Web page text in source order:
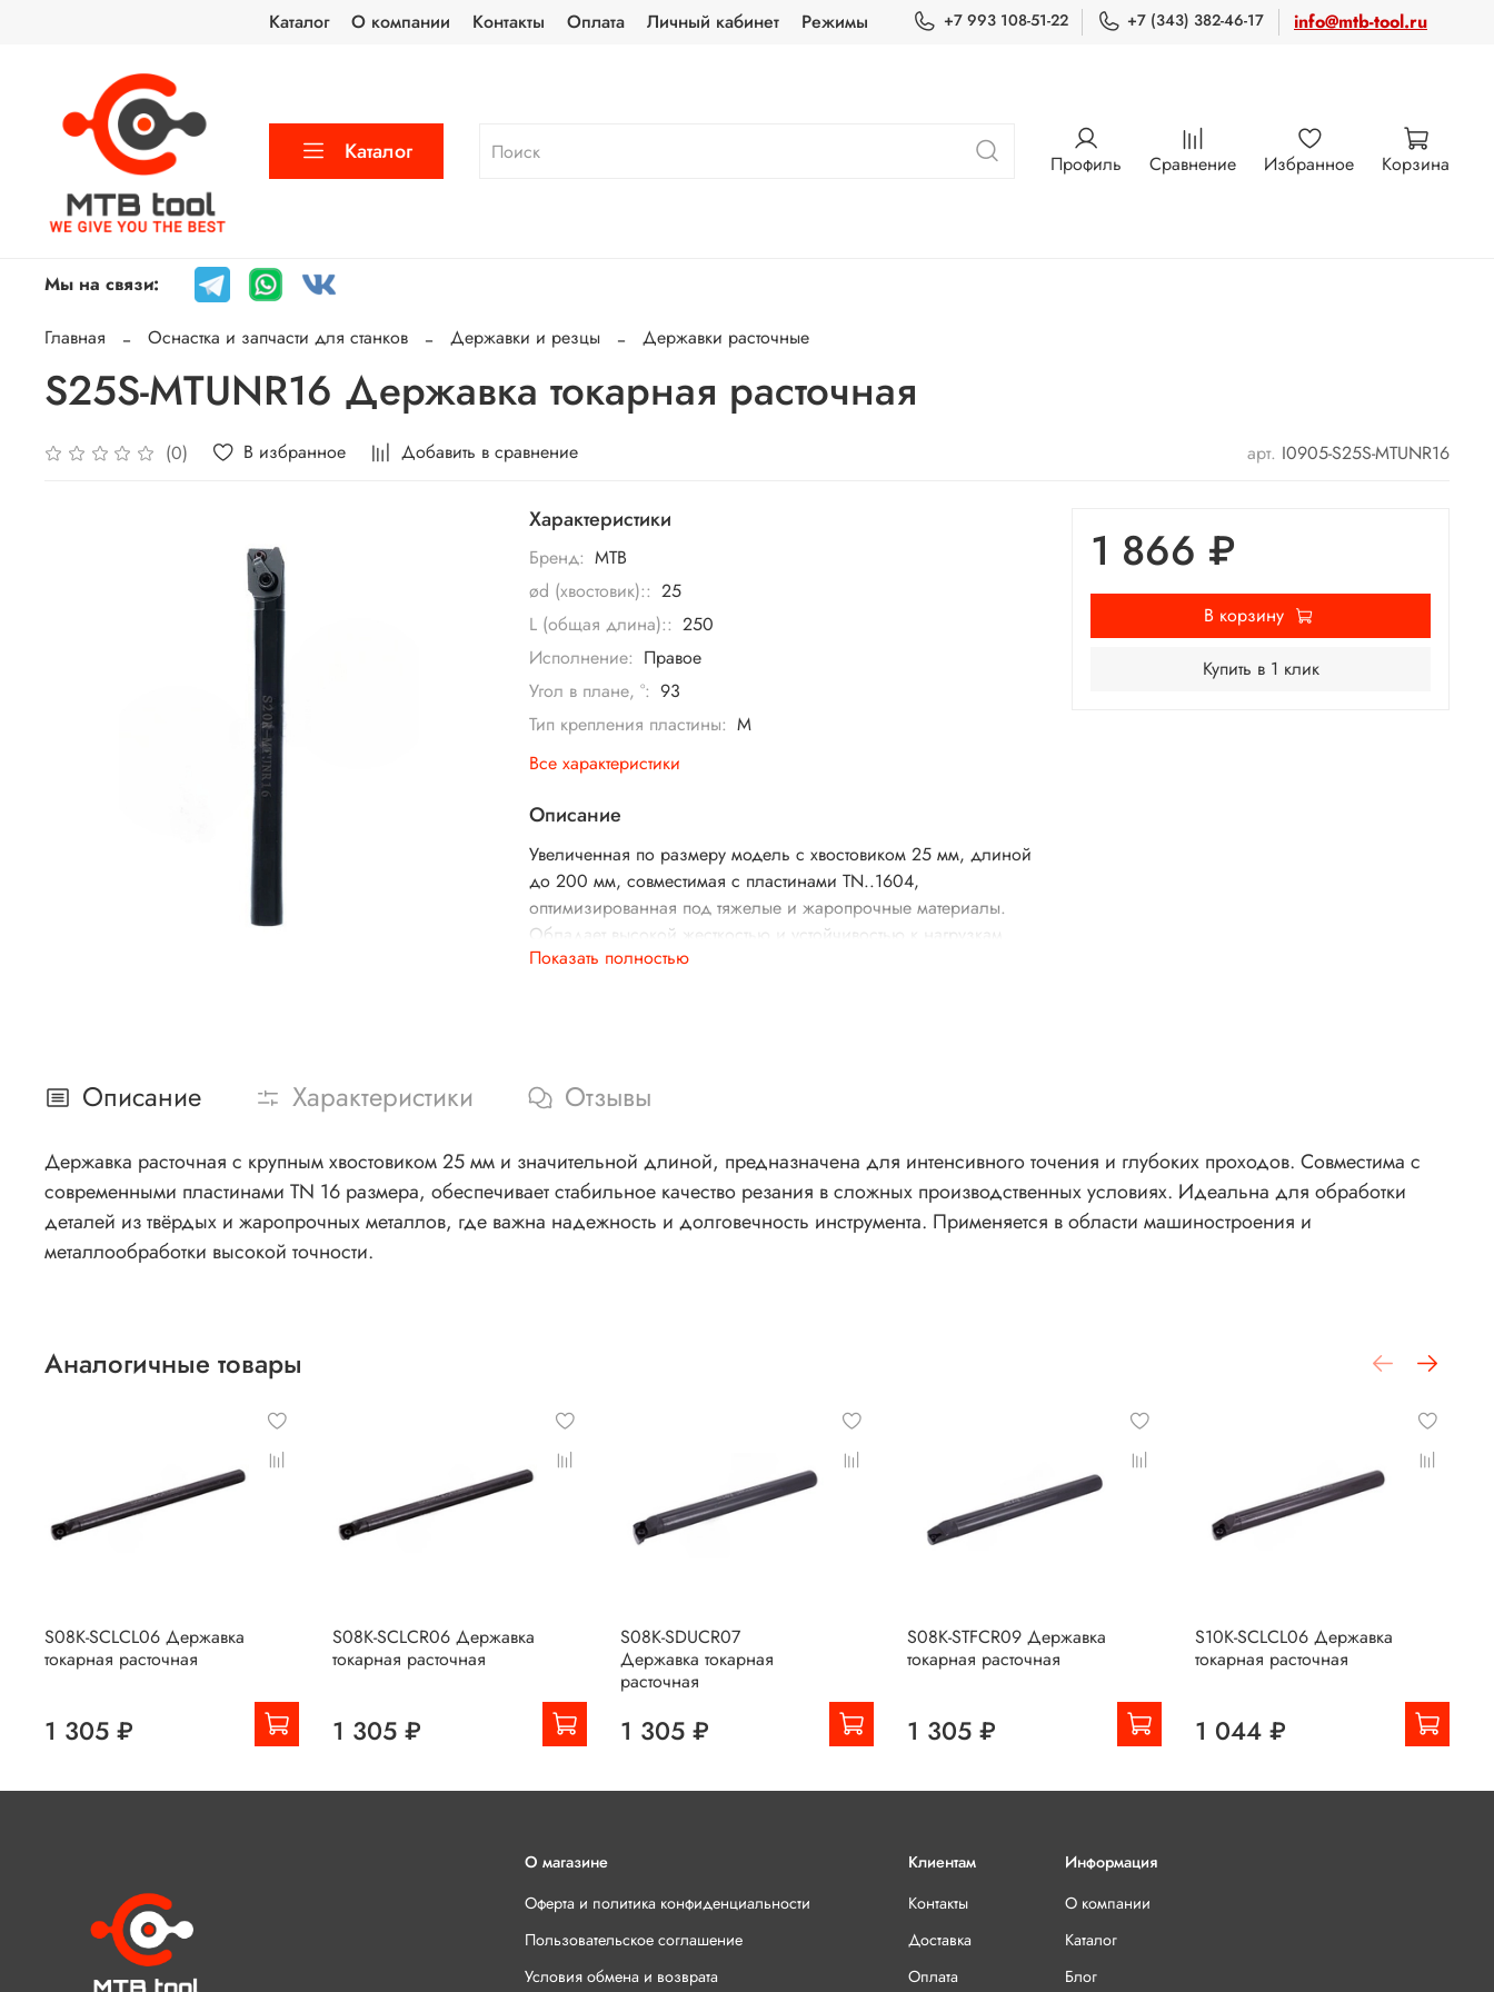
Каталог О компании Контакты Оплата Личный кабинет Режимы +7 993 108-51-22 +7 (343) 382-46-17 info@mtb-tool.ru
Каталог Профиль Сравнение Избранное Корзина
Мы на связи:
Главная Оснастка и запчасти для станков Державки и резцы Державки расточные
S25S-MTUNR16 Державка токарная расточная
(0) В избранное Добавить в сравнение арт. I0905-S25S-MTUNR16
Характеристики
Бренд: MTB
ød (хвостовик):: 25
L (общая длина):: 250
Исполнение: Правое
Угол в плане, °: 93
Тип крепления пластины: M
Все характеристики
Описание
Увеличенная по размеру модель с хвостовиком 25 мм, длиной
до 200 мм, совместимая с пластинами TN..1604,
оптимизированная под тяжелые и жаропрочные материалы.
Обладает высокой жесткостью и устойчивостью к нагрузкам,
снижая риск вибрации и деформаций. Обеспечивает
Показать полностью
1 866 ₽
В корзину
Купить в 1 клик
Описание Характеристики Отзывы
Державка расточная с крупным хвостовиком 25 мм и значительной длиной, предназначена для интенсивного точения и глубоких проходов. Совместима с
современными пластинами TN 16 размера, обеспечивает стабильное качество резания в сложных производственных условиях. Идеальна для обработки
деталей из твёрдых и жаропрочных металлов, где важна надежность и долговечность инструмента. Применяется в области машиностроения и
металлообработки высокой точности.
Аналогичные товары
S08K-SCLCL06 Державка
токарная расточная
1 305 ₽
S08K-SCLCR06 Державка
токарная расточная
1 305 ₽
S08K-SDUCR07
Державка токарная
расточная
1 305 ₽
S08K-STFCR09 Державка
токарная расточная
1 305 ₽
S10K-SCLCL06 Державка
токарная расточная
1 044 ₽
О магазине
Оферта и политика конфиденциальности
Пользовательское соглашение
Условия обмена и возврата
Клиентам
Контакты
Доставка
Оплата
Информация
О компании
Каталог
Блог